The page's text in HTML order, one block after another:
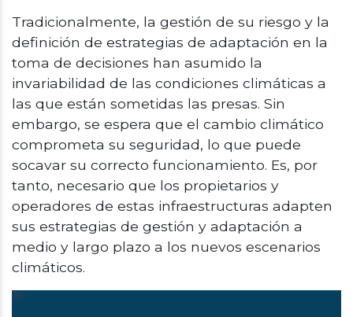
Tradicionalmente, la gestión de su riesgo y la
definición de estrategias de adaptación en la
toma de decisiones han asumido la
invariabilidad de las condiciones climáticas a
las que están sometidas las presas. Sin
embargo, se espera que el cambio climático
comprometa su seguridad, lo que puede
socavar su correcto funcionamiento. Es, por
tanto, necesario que los propietarios y
operadores de estas infraestructuras adapten
sus estrategias de gestión y adaptación a
medio y largo plazo a los nuevos escenarios
climáticos.